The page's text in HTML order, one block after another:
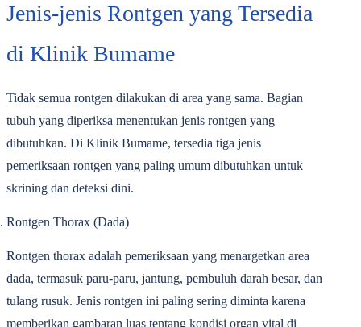
Jenis-jenis Rontgen yang Tersedia
di Klinik Bumame
Tidak semua rontgen dilakukan di area yang sama. Bagian
tubuh yang diperiksa menentukan jenis rontgen yang
dibutuhkan. Di Klinik Bumame, tersedia tiga jenis
pemeriksaan rontgen yang paling umum dibutuhkan untuk
skrining dan deteksi dini.
Rontgen Thorax (Dada)
Rontgen thorax adalah pemeriksaan yang menargetkan area
dada, termasuk paru-paru, jantung, pembuluh darah besar, dan
tulang rusuk. Jenis rontgen ini paling sering diminta karena
memberikan gambaran luas tentang kondisi organ vital di